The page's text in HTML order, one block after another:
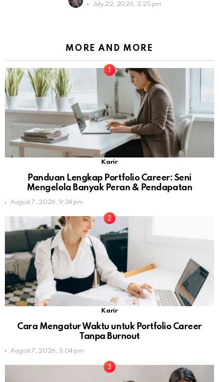
July 22, 2026, 3:25 pm
MORE AND MORE
Karir
Panduan Lengkap Portfolio Career: Seni
Mengelola Banyak Peran & Pendapatan
August 7, 2026, 9:34 pm
Karir
Cara Mengatur Waktu untuk Portfolio Career
Tanpa Burnout
August 7, 2026, 3:04 pm